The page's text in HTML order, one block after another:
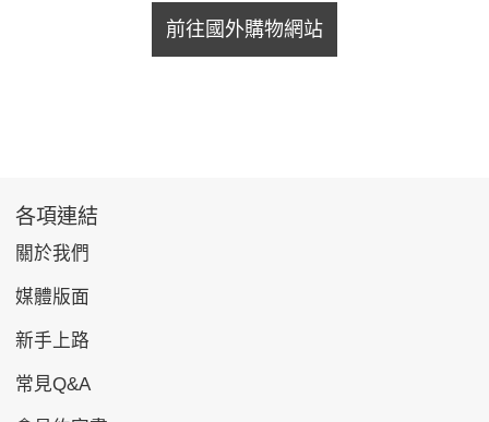
前往國外購物網站
各項連結
關於我們
媒體版面
新手上路
常見Q&A